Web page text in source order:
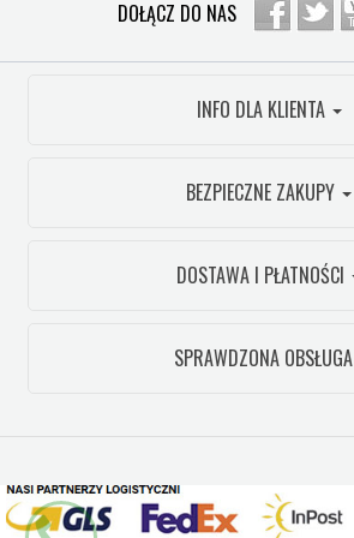
DOŁĄCZ DO NAS
INFO DLA KLIENTA
BEZPIECZNE ZAKUPY
DOSTAWA I PŁATNOŚCI
SPRAWDZONA OBSŁUGA